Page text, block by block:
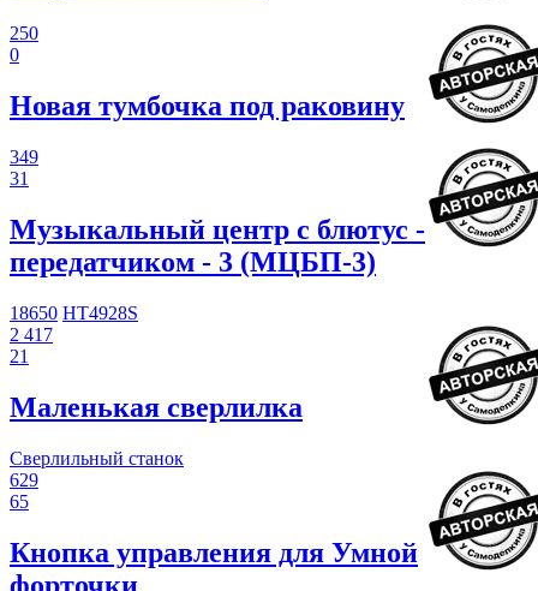
250
0
Новая тумбочка под раковину
349
31
Музыкальный центр с блютус -
передатчиком - 3 (МЦБП-3)
18650 HT4928S
2 417
21
Маленькая сверлилка
Сверлильный станок
629
65
Кнопка управления для Умной
форточки